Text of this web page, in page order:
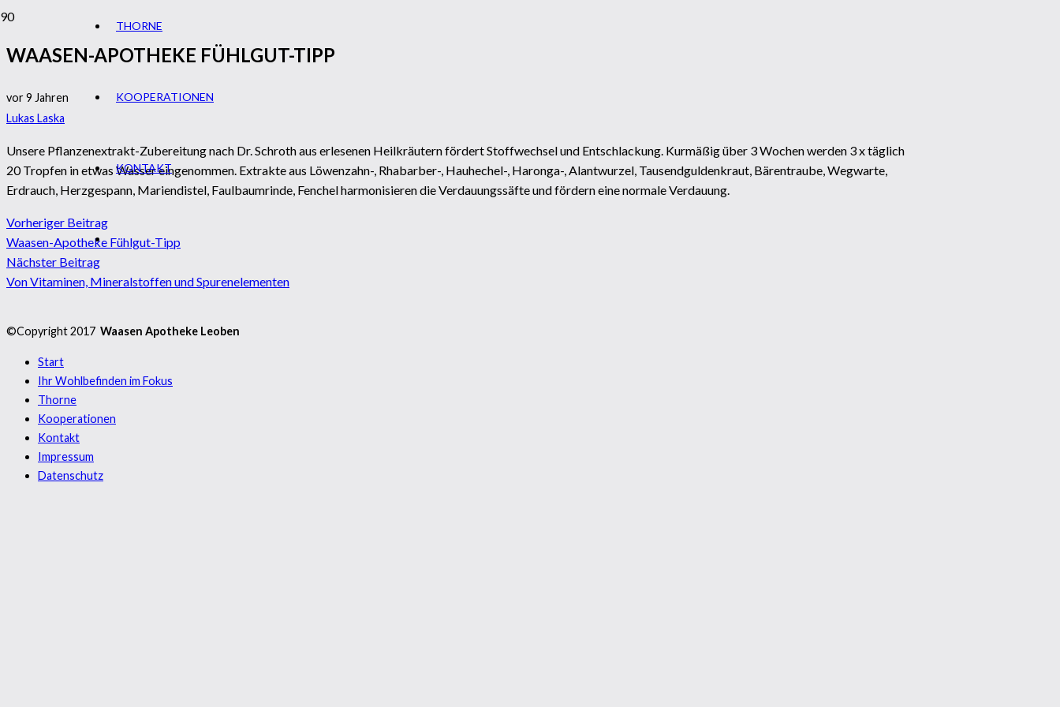
THORNE
KOOPERATIONEN
KONTAKT
WAASEN-APOTHEKE FÜHLGUT-TIPP
vor 9 Jahren
Lukas Laska
Unsere Pflanzenextrakt-Zubereitung nach Dr. Schroth aus erlesenen Heilkräutern fördert Stoffwechsel und Entschlackung. Kurmäßig über 3 Wochen werden 3 x täglich
20 Tropfen in etwas Wasser eingenommen. Extrakte aus Löwenzahn-, Rhabarber-, Hauhechel-, Haronga-, Alantwurzel, Tausendguldenkraut, Bärentraube, Wegwarte,
Erdrauch, Herzgespann, Mariendistel, Faulbaumrinde, Fenchel harmonisieren die Verdauungssäfte und fördern eine normale Verdauung.
Vorheriger Beitrag
Waasen-Apotheke Fühlgut-Tipp
Nächster Beitrag
Von Vitaminen, Mineralstoffen und Spurenelementen
©Copyright 2017 Waasen Apotheke Leoben
Start
Ihr Wohlbefinden im Fokus
Thorne
Kooperationen
Kontakt
Impressum
Datenschutz